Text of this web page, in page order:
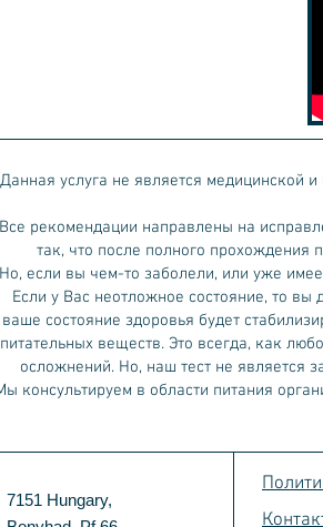
Данная услуга не является медицинской
Все рекомендации направлены на
так, что после полного прохождения
Но, если вы чем-то заболели, или уже
Если у Вас неотложное состояние, то
ваше состояние здоровья будет
питательных веществ. Это всегда, как
осложнений. Но, наш тест не является
консультируем в области питания
7151 Hungary,